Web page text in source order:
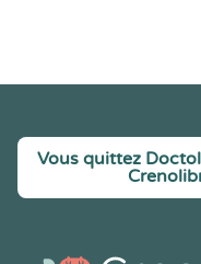
Vous quittez